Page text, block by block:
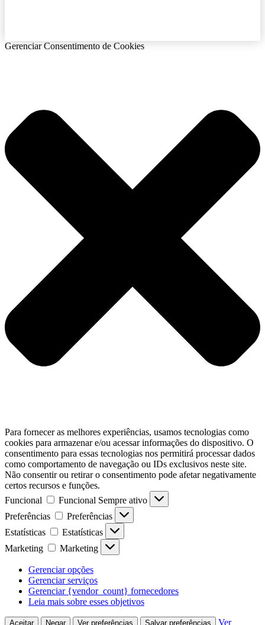
Gerenciar Consentimento de Cookies
Para fornecer as melhores experiências, usamos tecnologias como
cookies para armazenar e/ou acessar informações do dispositivo. O
consentimento para essas tecnologias nos permitirá processar dados
como comportamento de navegação ou IDs exclusivos neste site.
Não consentir ou retirar o consentimento pode afetar negativamente
certos recursos e funções.
Funcional
Funcional Sempre ativo
Preferências
Preferências
Estatísticas
Estatísticas
Marketing
Marketing
Gerenciar opções
Gerenciar serviços
Gerenciar {vendor_count} fornecedores
Leia mais sobre esses objetivos
Aceitar Negar Ver preferências Salvar preferências Ver